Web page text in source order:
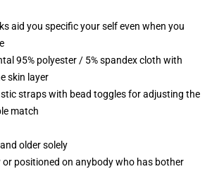
aid you specific your self even when you
95% polyester / 5% spandex cloth with
skin layer
straps with bead toggles for adjusting the
match
older solely
or positioned on anybody who has bother